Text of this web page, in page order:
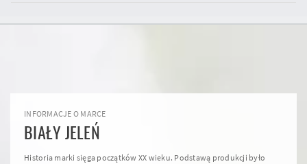
INFORMACJE O MARCE
BIAŁY JELEŃ
Historia marki sięga początków XX wieku. Podstawą produkcji było